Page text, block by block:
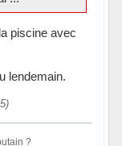
piscine avec
lendemain.
?